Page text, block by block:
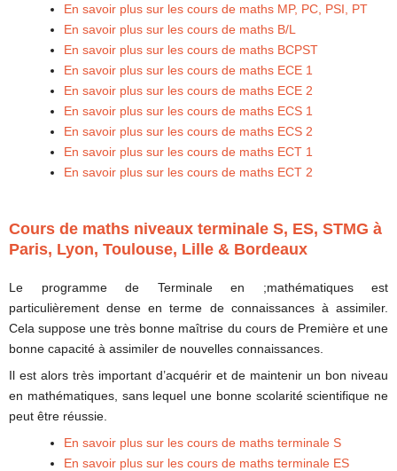
En savoir plus sur les cours de maths MP, PC, PSI, PT
En savoir plus sur les cours de maths B/L
En savoir plus sur les cours de maths BCPST
En savoir plus sur les cours de maths ECE 1
En savoir plus sur les cours de maths ECE 2
En savoir plus sur les cours de maths ECS 1
En savoir plus sur les cours de maths ECS 2
En savoir plus sur les cours de maths ECT 1
En savoir plus sur les cours de maths ECT 2
Cours de maths niveaux terminale S, ES, STMG à
Paris, Lyon, Toulouse, Lille & Bordeaux
Le programme de Terminale en ;mathématiques est
particulièrement dense en terme de connaissances à assimiler.
Cela suppose une très bonne maîtrise du cours de Première et une
bonne capacité à assimiler de nouvelles connaissances.
Il est alors très important d’acquérir et de maintenir un bon niveau
en mathématiques, sans lequel une bonne scolarité scientifique ne
peut être réussie.
En savoir plus sur les cours de maths terminale S
En savoir plus sur les cours de maths terminale ES